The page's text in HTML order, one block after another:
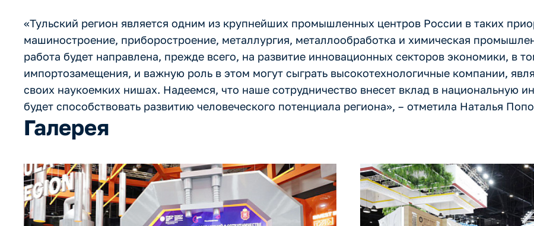
«Тульский регион является одним из крупнейших промышленных центров России в таких
машиностроение, приборостроение, металлургия, металлообработка и химическая
работа будет направлена, прежде всего, на развитие инновационных секторов экономики, в
импортозамещения, и важную роль в этом могут сыграть высокотехнологичные компании,
своих наукоемких нишах. Надеемся, что наше сотрудничество внесет вклад в национальную
будет способствовать развитию человеческого потенциала региона», – отметила Наталья
Галерея